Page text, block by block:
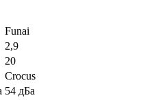
Funai
2,9
20
Crocus
54 дБа